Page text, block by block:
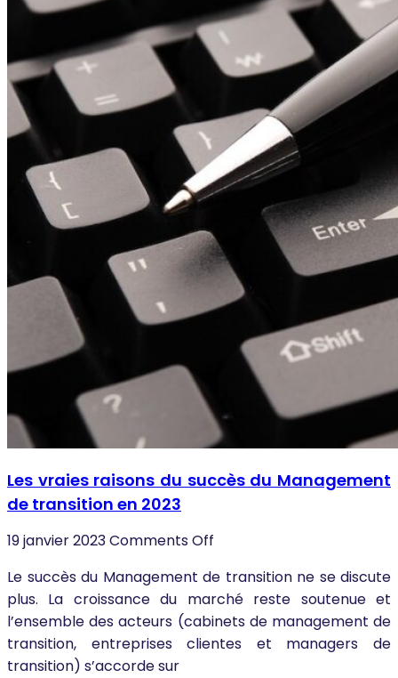
Les vraies raisons du succès du Management
de transition en 2023
19 janvier 2023Comments Off
Le succès du Management de transition ne se discute
plus. La croissance du marché reste soutenue et
l’ensemble des acteurs (cabinets de management de
transition, entreprises clientes et managers de
transition) s’accorde sur